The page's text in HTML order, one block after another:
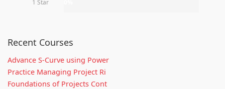
1 Star
Recent Courses
Advance S-Curve using Power
Practice Managing Project Ri
Foundations of Projects Cont